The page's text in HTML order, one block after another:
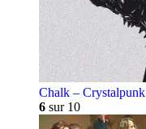
Chalk – Crystalpunk
6 sur 10